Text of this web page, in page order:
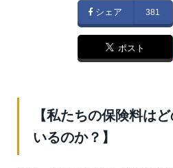
シェア 381
ポスト
【私たちの保険料は
いるのか？】